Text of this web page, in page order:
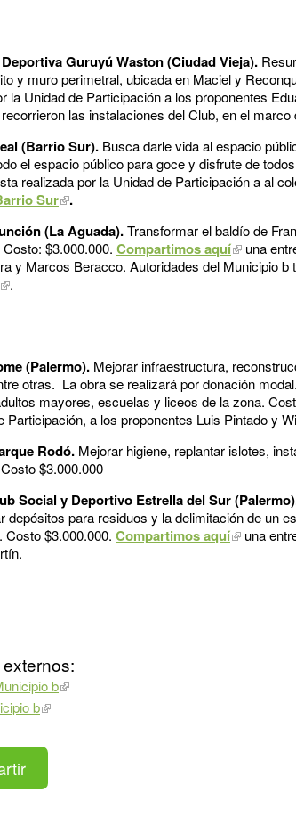
Guruyú Waston (Ciudad Vieja).
y muro perimetral, ubicada en Maciel y
la Unidad de Participación a los proponentes
las instalaciones del Club, en el marco
(Barrio Sur). Busca darle vida al espacio
el espacio público para goce y disfrute de
realizada por la Unidad de Participación a al
Sur .
(La Aguada).Transformar el baldío de
$3.000.000. Compartimos aquí
una
y Marcos Beracco. Autoridades del Municipio
.
(Palermo). Mejorar infraestructura,
otras. La obra se realizará por donación
mayores, escuelas y liceos de la zona.
Participación, a los proponentes Luis Pintado y
Rodó. Mejorar higiene, replantar islotes,
$3.000.000
Social y Deportivo Estrella del Sur
depósitos para residuos y la delimitación de un
Costo $3.000.000. Compartimos aquí
una
b
b